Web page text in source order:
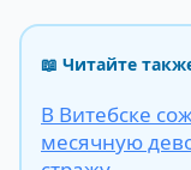
📖 Читайте
В Витебске
месячную